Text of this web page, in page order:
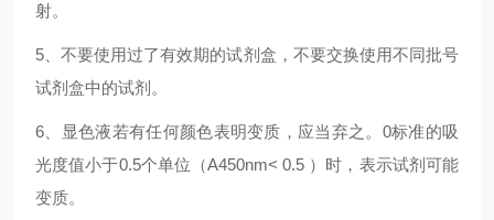
射。
5、不要使用过了有效期的试剂盒，不要交换使用不同批号
试剂盒中的试剂。
6、显色液若有任何颜色表明变质，应当弃之。0标准的吸
光度值小于0.5个单位（A450nm< 0.5 ）时，表示试剂可能
变质。